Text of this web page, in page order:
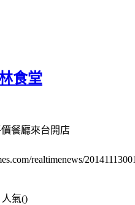
食堂
餐廳來台開店
realtimenews/
人氣()